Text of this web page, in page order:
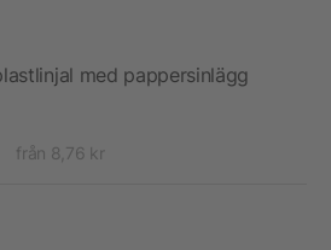
med pappersinlägg
från 8,76 kr